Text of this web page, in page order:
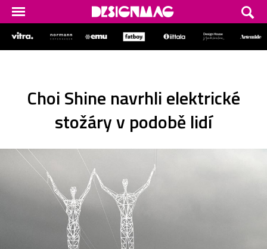
Choi Shine navrhli elektrické
stožáry v podobě lidí